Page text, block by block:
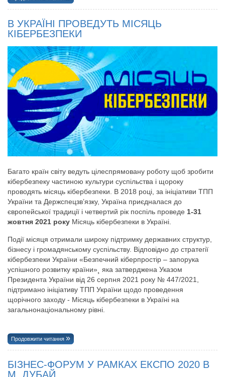
В УКРАЇНІ ПРОВЕДУТЬ МІСЯЦЬ
КІБЕРБЕЗПЕКИ
Багато країн світу ведуть цілеспрямовану роботу щоб зробити
кібербезпеку частиною культури суспільства і щороку
проводять місяць кібербезпеки. В 2018 році, за ініціативи ТПП
України та Держспецзв’язку, Україна приєдналася до
європейської традиції і четвертий рік поспіль проведе 1-31
жовтня 2021 року Місяць кібербезпеки в Україні.
Події місяця отримали широку підтримку державних структур,
бізнесу і громадянському суспільству. Відповідно до стратегії
кібербезпеки України «Безпечний кіберпростір – запорука
успішного розвитку країни»¸ яка затверджена Указом
Президента України від 26 серпня 2021 року № 447/2021,
підтримано ініціативу ТПП України щодо проведення
щорічного заходу - Місяць кібербезпеки в Україні на
загальнонаціональному рівні.
Продовжити читання
БІЗНЕС-ФОРУМ У РАМКАХ ЕКСПО 2020 В
М. ДУБАЙ